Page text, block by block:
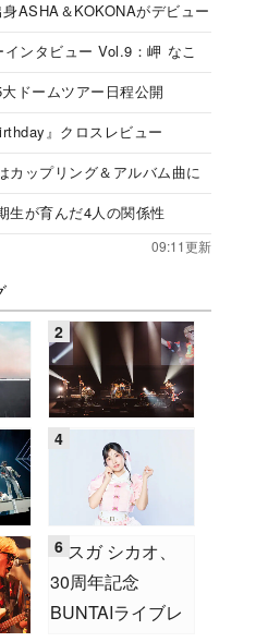
身ASHA＆KOKONAがデビュー
ンタビュー Vol.9：岬 なこ
ドームツアー日程公開
』クロスレビュー
カップリング＆アルバム曲に
生が育んだ4人の関係性
09:11更新